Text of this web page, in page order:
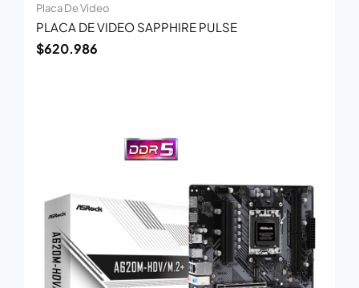
Placa De Video
PLACA DE VIDEO SAPPHIRE PULSE
$620.986